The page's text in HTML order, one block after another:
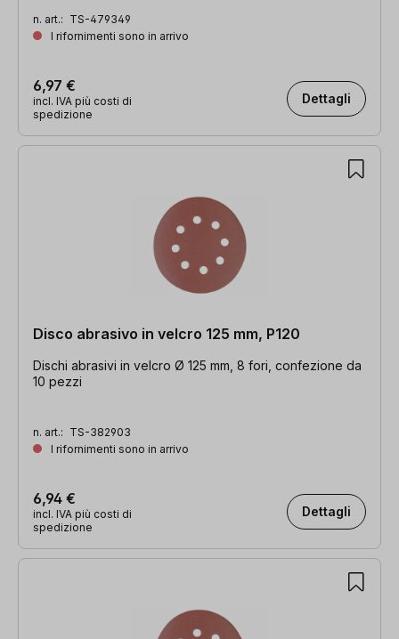
n. art.: TS-479349
I rifornimenti sono in arrivo
6,97 €
incl. IVA più costi di
spedizione
Dettagli
Disco abrasivo in velcro 125 mm, P120
Dischi abrasivi in velcro Ø 125 mm, 8 fori, confezione da
10 pezzi
n. art.: TS-382903
I rifornimenti sono in arrivo
6,94 €
incl. IVA più costi di
spedizione
Dettagli